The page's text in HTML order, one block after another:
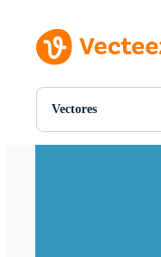
Vectores
Todas Imágenes